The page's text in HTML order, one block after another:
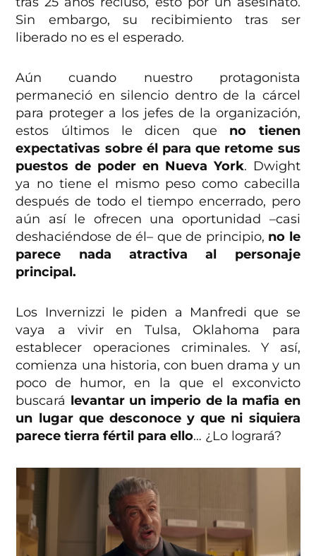
Sin embargo, su recibimiento tras ser
liberado no es el esperado.
Aún cuando nuestro protagonista
permaneció en silencio dentro de la cárcel
para proteger a los jefes de la organización,
estos últimos le dicen que no tienen
expectativas sobre él para que retome sus
puestos de poder en Nueva York. Dwight
ya no tiene el mismo peso como cabecilla
después de todo el tiempo encerrado, pero
aún así le ofrecen una oportunidad –casi
deshaciéndose de él– que de principio, no le
parece nada atractiva al personaje
principal.
Los Invernizzi le piden a Manfredi que se
vaya a vivir en Tulsa, Oklahoma
para
establecer operaciones criminales. Y así,
comienza una historia, con buen drama y un
poco de humor, en la que el exconvicto
buscará levantar un imperio de la mafia en
un lugar que desconoce y que ni siquiera
parece tierra fértil para ello… ¿Lo logrará?